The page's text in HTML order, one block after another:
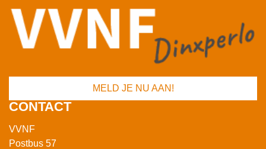
MELD JE NU AAN!
CONTACT
VVNF
Postbus 57